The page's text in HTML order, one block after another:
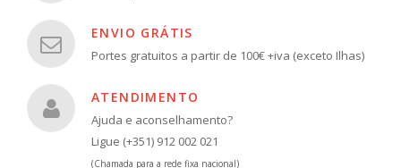
ENVIO GRÁTIS
Portes gratuitos a partir de 100€ +iva (exceto Ilhas)
ATENDIMENTO
Ajuda e aconselhamento?
Ligue (+351) 912 002 021
(Chamada para a rede fixa nacional)